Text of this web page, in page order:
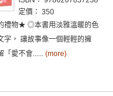
定價： 350
禮物★ ◎本書用淡雅溫暖的色
字， 讓故事像一個輕輕的擁
「愛不會...... (more)